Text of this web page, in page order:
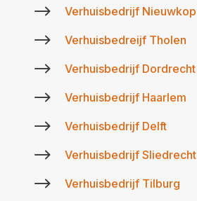
$ Verhuisbedrijf Nieuwkop
$ Verhuisbedreijf Tholen
$ Verhuisbedrijf Dordrecht
$ Verhuisbedrijf Haarlem
$ Verhuisbedrijf Delft
$ Verhuisbedrijf Sliedrecht
$ Verhuisbedrijf Tilburg